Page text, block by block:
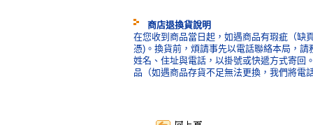
商店退換貨說明
在您收到商品當日起，如遇商品有瑕疵（缺
憑)。換貨前，煩請事先以電話聯絡本局，
姓名、住址與電話，以掛號或快遞方式寄回
品（如遇商品存貨不足無法更換，我們將電